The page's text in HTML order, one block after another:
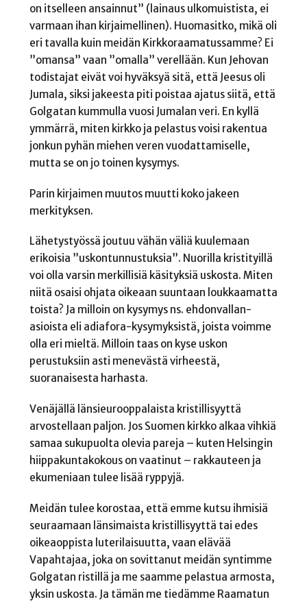
on itselleen ansainnut” (lainaus ulkomuistista, ei
varmaan ihan kirjaimellinen). Huomasitko, mikä oli
eri tavalla kuin meidän Kirkkoraamatussamme? Ei
”omansa” vaan ”omalla” verellään. Kun Jehovan
todistajat eivät voi hyväksyä sitä, että Jeesus oli
Jumala, siksi jakeesta piti poistaa ajatus siitä, että
Golgatan kummulla vuosi Jumalan veri. En kyllä
ymmärrä, miten kirkko ja pelastus voisi rakentua
jonkun pyhän miehen veren vuodattamiselle,
mutta se on jo toinen kysymys.
Parin kirjaimen muutos muutti koko jakeen
merkityksen.
Lähetystyössä joutuu vähän väliä kuulemaan
erikoisia ”uskontunnustuksia”. Nuorilla kristityillä
voi olla varsin merkillisiä käsityksiä uskosta. Miten
niitä osaisi ohjata oikeaan suuntaan loukkaamatta
toista? Ja milloin on kysymys ns. ehdonvallan-
asioista eli adiafora-kysymyksistä, joista voimme
olla eri mieltä. Milloin taas on kyse uskon
perustuksiin asti menevästä virheestä,
suoranaisesta harhasta.
Venäjällä länsieurooppalaista kristillisyyttä
arvostellaan paljon. Jos Suomen kirkko alkaa vihkiä
samaa sukupuolta olevia pareja – kuten Helsingin
hiippakuntakokous on vaatinut – rakkauteen ja
ekumeniaan tulee lisää ryppyjä.
Meidän tulee korostaa, että emme kutsu ihmisiä
seuraamaan länsimaista kristillisyyttä tai edes
oikeaoppista luterilaisuutta, vaan elävää
Vapahtajaa, joka on sovittanut meidän syntimme
Golgatan ristillä ja me saamme pelastua armosta,
yksin uskosta. Ja tämän me tiedämme Raamatun